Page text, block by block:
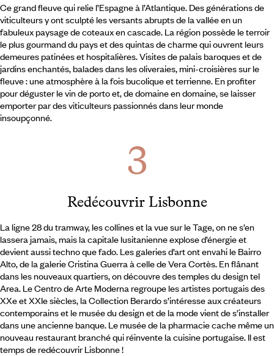
Ce grand fleuve qui relie l’Espagne à l’Atlantique. Des générations de
viticulteurs y ont sculpté les versants abrupts de la vallée en un
fabuleux paysage de coteaux en cascade. La région possède le terroir
le plus gourmand du pays et des quintas de charme qui ouvrent leurs
demeures patinées et hospitalières. Visites de palais baroques et de
jardins enchantés, balades dans les oliveraies, mini-croisières sur le
fleuve : une atmosphère à la fois bucolique et terrienne. En profiter
pour déguster le vin de porto et, de domaine en domaine, se laisser
emporter par des viticulteurs passionnés dans leur monde
insoupçonné.
Redécouvrir Lisbonne
La ligne 28 du tramway, les collines et la vue sur le Tage, on ne s’en
lassera jamais, mais la capitale lusitanienne explose d’énergie et
devient aussi techno que fado. Les galeries d’art ont envahi le Bairro
Alto, de la galerie Cristina Guerra à celle de Vera Cortès. En flânant
dans les nouveaux quartiers, on découvre des temples du design tel
Area. Le Centro de Arte Moderna regroupe les artistes portugais des
XXe et XXIe siècles, la Collection Berardo s’intéresse aux créateurs
contemporains et le musée du design et de la mode vient de s’installer
dans une ancienne banque. Le musée de la pharmacie cache même un
nouveau restaurant branché qui réinvente la cuisine portugaise. Il est
temps de redécouvrir Lisbonne !